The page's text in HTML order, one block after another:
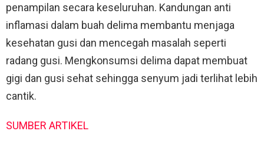
penampilan secara keseluruhan. Kandungan anti
inflamasi dalam buah delima membantu menjaga
kesehatan gusi dan mencegah masalah seperti
radang gusi. Mengkonsumsi delima dapat membuat
gigi dan gusi sehat sehingga senyum jadi terlihat lebih
cantik.
SUMBER ARTIKEL